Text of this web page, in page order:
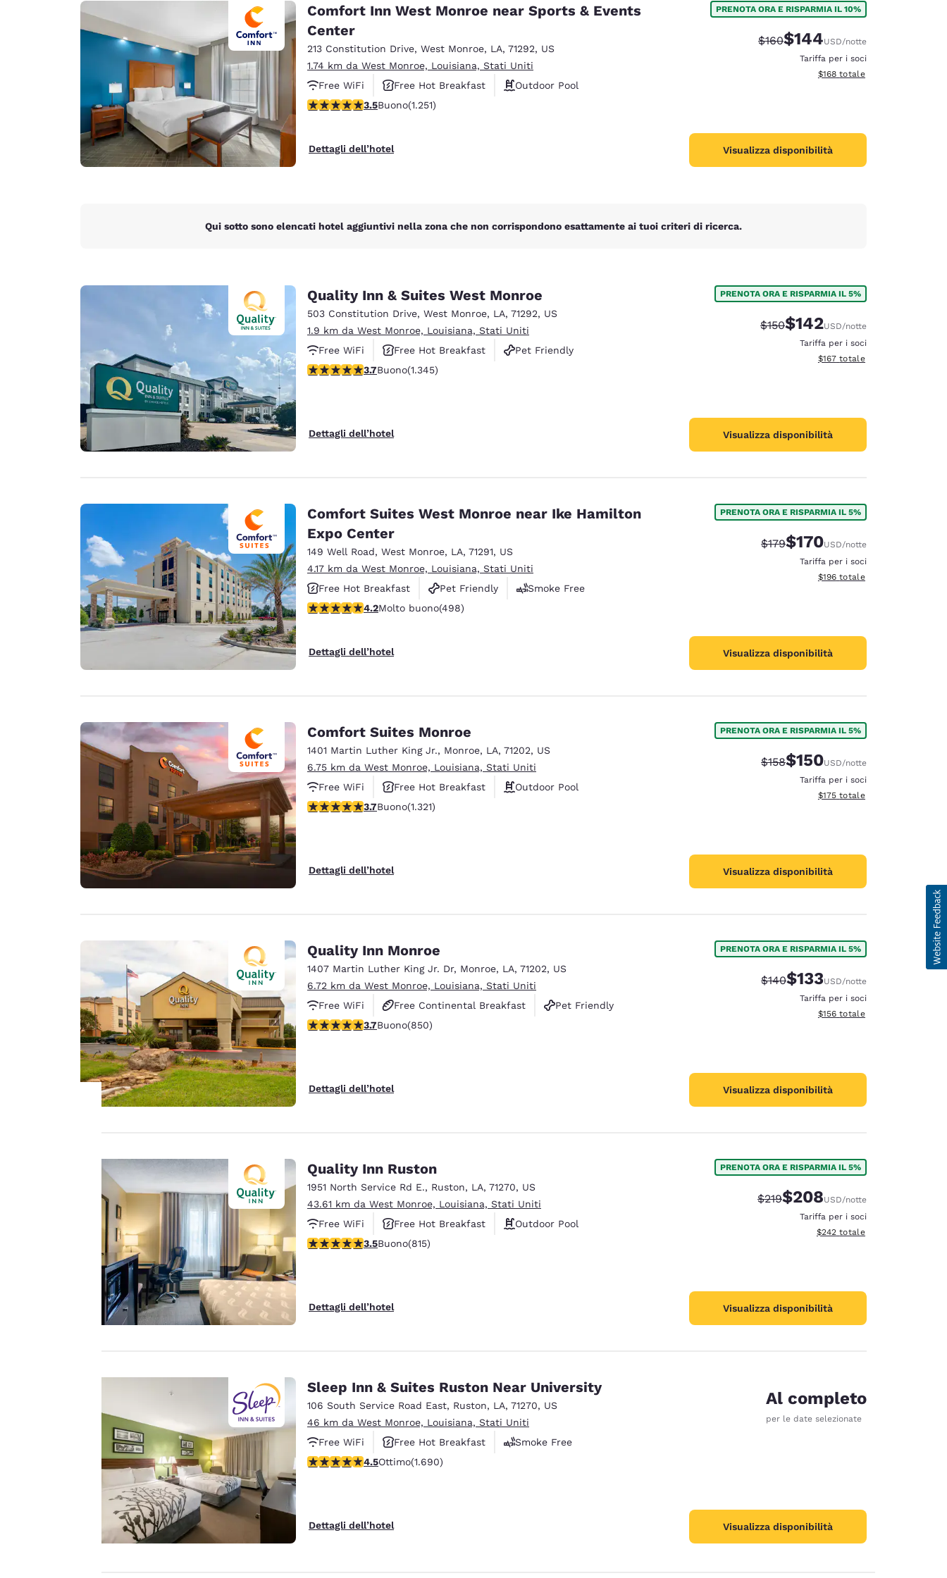
Français Español English
Europa
Deutschland Germany
English
Spain
English
France
Ireland
Comfort Inn West Monroe near Sports & Events
Center
213 Constitution Drive, West Monroe, LA, 71292, US
1.74 km da West Monroe, Louisiana, Stati Uniti
Free WiFi
Free Hot Breakfast
Outdoor Pool
Valutazione di 3.55 stelle. Buono. 1251 recensioni
3.5Buono(1.251)
Dettagli dell’hotel
PRENOTA ORA E RISPARMIA IL 10%
Tariffa di barratura:
$160Tariffa scontata:
$144USD/notte
Tariffa per i soci
Visualizza i dettagli totali
$168 totale
Visualizza disponibilità
Qui sotto sono elencati hotel aggiuntivi nella zona che non corrispondono esattamente ai tuoi criteri di ricerca.
Quality Inn & Suites West Monroe
503 Constitution Drive, West Monroe, LA, 71292, US
1.9 km da West Monroe, Louisiana, Stati Uniti
Free WiFi
Free Hot Breakfast
Pet Friendly
Valutazione di 3.71 stelle. Buono. 1345 recensioni
3.7Buono(1.345)
Dettagli dell’hotel
PRENOTA ORA E RISPARMIA IL 5%
Tariffa di barratura:
$150Tariffa scontata:
$142USD/notte
Tariffa per i soci
Visualizza i dettagli totali
$167 totale
Visualizza disponibilità
Comfort Suites West Monroe near Ike Hamilton
Expo Center
149 Well Road, West Monroe, LA, 71291, US
4.17 km da West Monroe, Louisiana, Stati Uniti
Free Hot Breakfast
Pet Friendly
Smoke Free
Valutazione di 4.15 stelle. Molto buono. 498 recensioni
4.2Molto buono(498)
Dettagli dell’hotel
PRENOTA ORA E RISPARMIA IL 5%
Tariffa di barratura:
$179Tariffa scontata:
$170USD/notte
Tariffa per i soci
Visualizza i dettagli totali
$196 totale
Visualizza disponibilità
Comfort Suites Monroe
1401 Martin Luther King Jr., Monroe, LA, 71202, US
6.75 km da West Monroe, Louisiana, Stati Uniti
Free WiFi
Free Hot Breakfast
Outdoor Pool
Valutazione di 3.69 stelle. Buono. 1321 recensioni
3.7Buono(1.321)
Dettagli dell’hotel
PRENOTA ORA E RISPARMIA IL 5%
Tariffa di barratura:
$158Tariffa scontata:
$150USD/notte
Tariffa per i soci
Visualizza i dettagli totali
$175 totale
Visualizza disponibilità
Quality Inn Monroe
1407 Martin Luther King Jr. Dr, Monroe, LA, 71202, US
6.72 km da West Monroe, Louisiana, Stati Uniti
Free WiFi
Free Continental Breakfast
Pet Friendly
Valutazione di 3.7 stelle. Buono. 850 recensioni
3.7Buono(850)
Dettagli dell’hotel
PRENOTA ORA E RISPARMIA IL 5%
Tariffa di barratura:
$140Tariffa scontata:
$133USD/notte
Tariffa per i soci
Visualizza i dettagli totali
$156 totale
Visualizza disponibilità
Quality Inn Ruston
1951 North Service Rd E., Ruston, LA, 71270, US
43.61 km da West Monroe, Louisiana, Stati Uniti
Free WiFi
Free Hot Breakfast
Outdoor Pool
Valutazione di 3.52 stelle. Buono. 815 recensioni
3.5Buono(815)
Dettagli dell’hotel
PRENOTA ORA E RISPARMIA IL 5%
Tariffa di barratura:
$219Tariffa scontata:
$208USD/notte
Tariffa per i soci
Visualizza i dettagli totali
$242 totale
Visualizza disponibilità
Sleep Inn & Suites Ruston Near University
106 South Service Road East, Ruston, LA, 71270, US
46 km da West Monroe, Louisiana, Stati Uniti
Free WiFi
Free Hot Breakfast
Smoke Free
Valutazione di 4.49 stelle. Ottimo. 1690 recensioni
4.5Ottimo(1.690)
Dettagli dell’hotel
Al completo
per le date selezionate
Visualizza disponibilità
privacy è
importante
Il nostro sito utilizza
cookie, anche di terze
parti, per finalità
analitiche e per
offrirti un'esperienza
web personalizzata
possiamo ricordare i
tuoi dati, mostrarti i
prodotti di tuo
continuare a
migliorare i nostri
modificare queste
Accetta Tutti i Cookie Rifiuta tutti i Cookie